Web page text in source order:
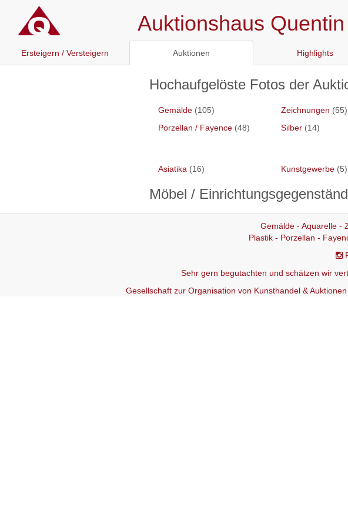
Auktionshaus
Ersteigern / Versteigern Auktionen Highlights
Hochaufgelöste Fotos der
Gemälde (105) Zeichnungen (55)
Porzellan / Fayence (48) Silber (14)
Asiatika (16) Kunstgewerbe (5)
Möbel /
Gemälde - Aquarelle -
Plastik - Porzellan -
Sehr gern begutachten und schätzen wir
Gesellschaft zur Organisation von Kunsthandel &